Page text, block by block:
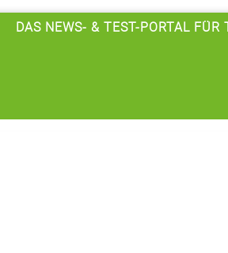
DAS NEWS- & TEST-PORTAL FÜR